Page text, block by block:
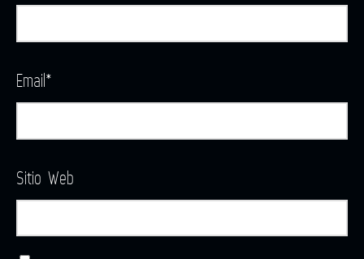
Email*
Sitio Web